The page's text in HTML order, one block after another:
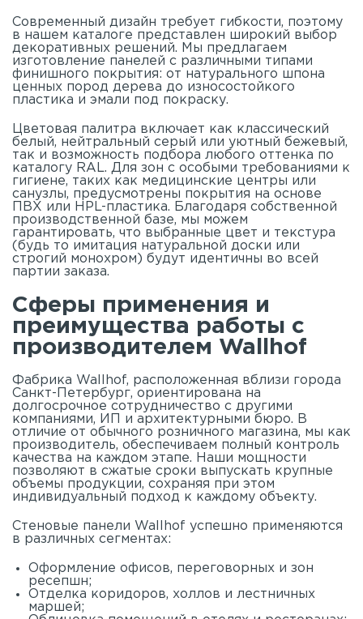
Современный дизайн требует гибкости, поэтому
в нашем каталоге представлен широкий выбор
декоративных решений. Мы предлагаем
изготовление панелей с различными типами
финишного покрытия: от натурального шпона
ценных пород дерева до износостойкого
пластика и эмали под покраску.
Цветовая палитра включает как классический
белый, нейтральный серый или уютный бежевый,
так и возможность подбора любого оттенка по
каталогу RAL. Для зон с особыми требованиями к
гигиене, таких как медицинские центры или
санузлы, предусмотрены покрытия на основе
ПВХ или HPL-пластика. Благодаря собственной
производственной базе, мы можем
гарантировать, что выбранные цвет и текстура
(будь то имитация натуральной доски или
строгий монохром) будут идентичны во всей
партии заказа.
Сферы применения и
преимущества работы с
производителем Wallhof
Фабрика Wallhof, расположенная вблизи города
Санкт-Петербург, ориентирована на
долгосрочное сотрудничество с другими
компаниями, ИП и архитектурными бюро. В
отличие от обычного розничного магазина, мы как
производитель, обеспечиваем полный контроль
качества на каждом этапе. Наши мощности
позволяют в сжатые сроки выпускать крупные
объемы продукции, сохраняя при этом
индивидуальный подход к каждому объекту.
Стеновые панели Wallhof успешно применяются
в различных сегментах:
Оформление офисов, переговорных и зон
ресепшн;
Отделка коридоров, холлов и лестничных
маршей;